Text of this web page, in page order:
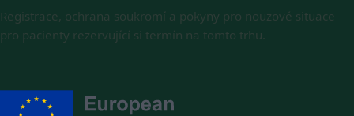
Registrace, ochrana soukromí a pokyny pro nouzové situace
pro pacienty rezervující si termín na tomto trhu.